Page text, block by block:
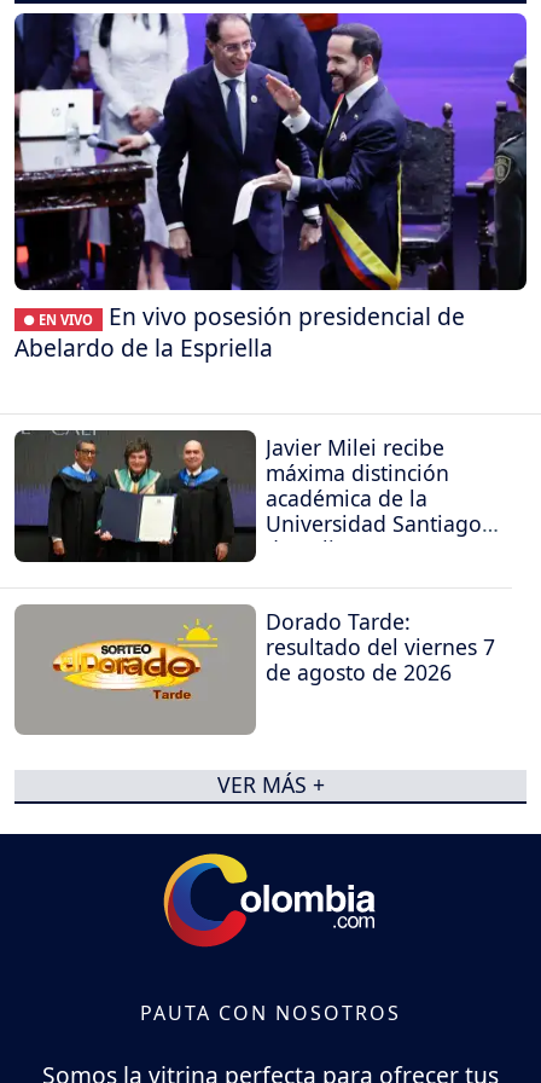
● EN VIVO
En vivo posesión presidencial de
Abelardo de la Espriella
Javier Milei recibe
máxima distinción
académica de la
Universidad Santiago
de Cali
Dorado Tarde:
resultado del viernes 7
de agosto de 2026
VER MÁS +
PAUTA CON NOSOTROS
Somos la vitrina perfecta para ofrecer tus